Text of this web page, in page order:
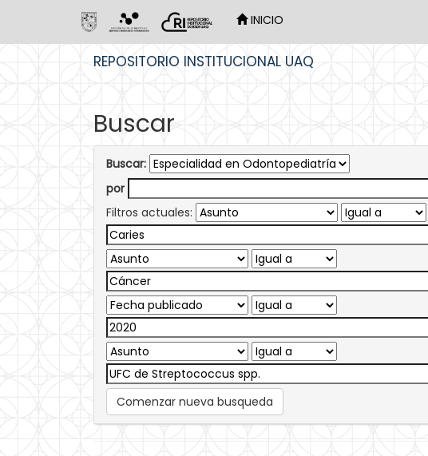
INICIO
REPOSITORIO INSTITUCIONAL UAQ
Buscar
Buscar:
por
Filtros actuales:
Comenzar nueva busqueda